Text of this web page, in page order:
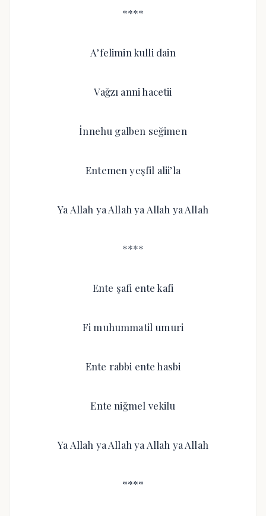
****
A’felimin kulli dain
Vağzı anni hacetii
İnnehu galben seğimen
Entemen yeşfil alii’la
Ya Allah ya Allah ya Allah ya Allah
****
Ente şafi ente kafi
Fi muhummatil umuri
Ente rabbi ente hasbi
Ente niğmel vekilu
Ya Allah ya Allah ya Allah ya Allah
****